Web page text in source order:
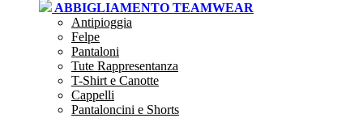
ABBIGLIAMENTO TEAMWEAR
Antipioggia
Felpe
Pantaloni
Tute Rappresentanza
T-Shirt e Canotte
Cappelli
Pantaloncini e Shorts